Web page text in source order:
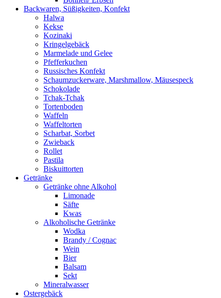
Backwaren, Süßigkeiten, Konfekt
Halwa
Kekse
Kozinaki
Kringelgebäck
Marmelade und Gelee
Pfefferkuchen
Russisches Konfekt
Schaumzuckerware, Marshmallow, Mäusespeck
Schokolade
Tchak-Tchak
Tortenboden
Waffeln
Waffeltorten
Scharbat, Sorbet
Zwieback
Rollet
Pastila
Biskuittorten
Getränke
Getränke ohne Alkohol
Limonade
Säfte
Kwas
Alkoholische Getränke
Wodka
Brandy / Cognac
Wein
Bier
Balsam
Sekt
Mineralwasser
Ostergebäck